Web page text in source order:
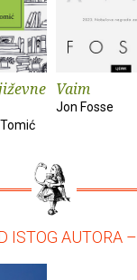
Vaim
Jon Fosse
ISTOG AUTORA –